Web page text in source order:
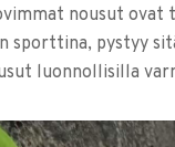
nousut ovat
sporttina, pystyy
luonnollisilla